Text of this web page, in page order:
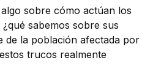
sobre cómo actúan los
sabemos sobre sus
de la población afectada por
trucos realmente